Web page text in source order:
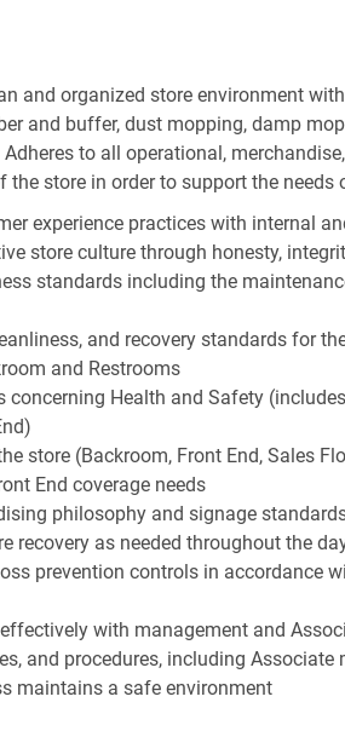
and organized store environment
and buffer, dust mopping, damp
to all operational,
store in order to support the needs
experience practices with internal
store culture through honesty,
standards including the
and recovery standards for
and Restrooms
concerning Health and Safety
store (Backroom, Front End, Sales
End coverage needs
philosophy and signage
recovery as needed throughout the
prevention controls in accordance
with management and
and procedures, including Associate
maintains a safe environment